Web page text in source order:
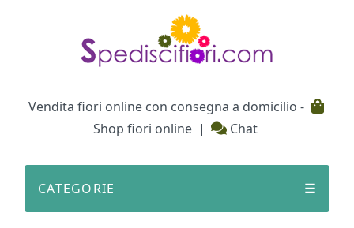
Vendita fiori online con consegna a domicilio -
Shop fiori online | Chat
CATEGORIE ☰